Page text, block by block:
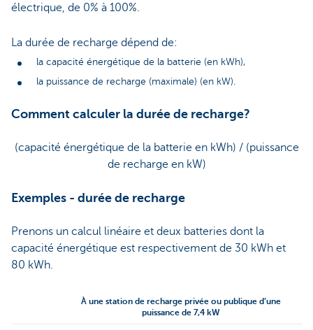
électrique, de 0% à 100%.
La durée de recharge dépend de:
la capacité énergétique de la batterie (en kWh),
la puissance de recharge (maximale) (en kW).
Comment calculer la durée de recharge?
(capacité énergétique de la batterie en kWh) / (puissance
de recharge en kW)
Exemples - durée de recharge
Prenons un calcul linéaire et deux batteries dont la
capacité énergétique est respectivement de 30 kWh et
80 kWh.
À une station de recharge privée ou publique d’une
puissance de 7,4 kW